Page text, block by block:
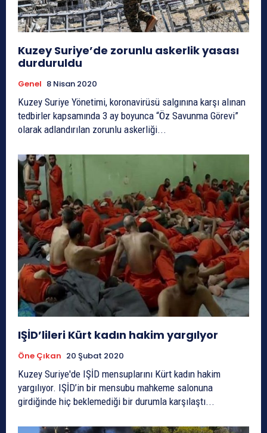
Kuzey Suriye’de zorunlu askerlik yasası
durduruldu
Genel 8 Nisan 2020
Kuzey Suriye Yönetimi, koronavirüsü salgınına karşı alınan
tedbirler kapsamında 3 ay boyunca “Öz Savunma Görevi”
olarak adlandırılan zorunlu askerliği...
IŞİD’lileri Kürt kadın hakim yargılyor
Öne Çıkan 20 Şubat 2020
Kuzey Suriye'de IŞİD mensuplarını Kürt kadın hakim
yargılıyor. IŞİD’in bir mensubu mahkeme salonuna
girdiğinde hiç beklemediği bir durumla karşılaştı...